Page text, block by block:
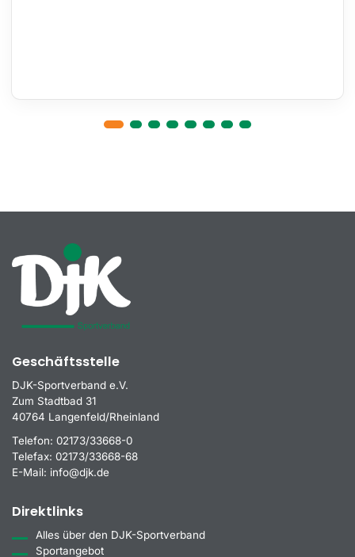
Geschäftsstelle
DJK-Sportverband e.V.
Zum Stadtbad 31
40764 Langenfeld/Rheinland
Telefon: 02173/33668-0
Telefax: 02173/33668-68
E-Mail: info@djk.de
Direktlinks
Alles über den DJK-Sportverband
Sportangebot